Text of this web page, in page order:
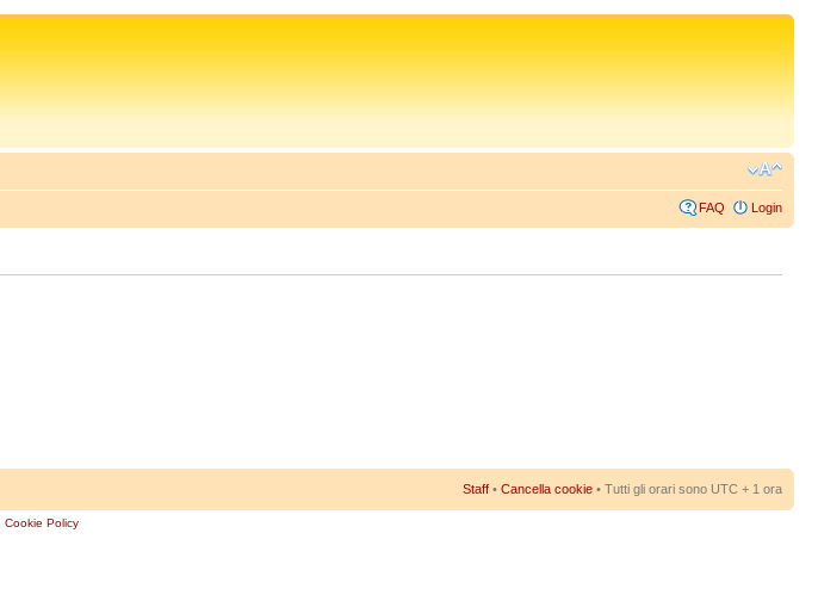
FAQ Login
Staff • Cancella cookie • Tutti gli orari sono UTC + 1 ora
Cookie Policy